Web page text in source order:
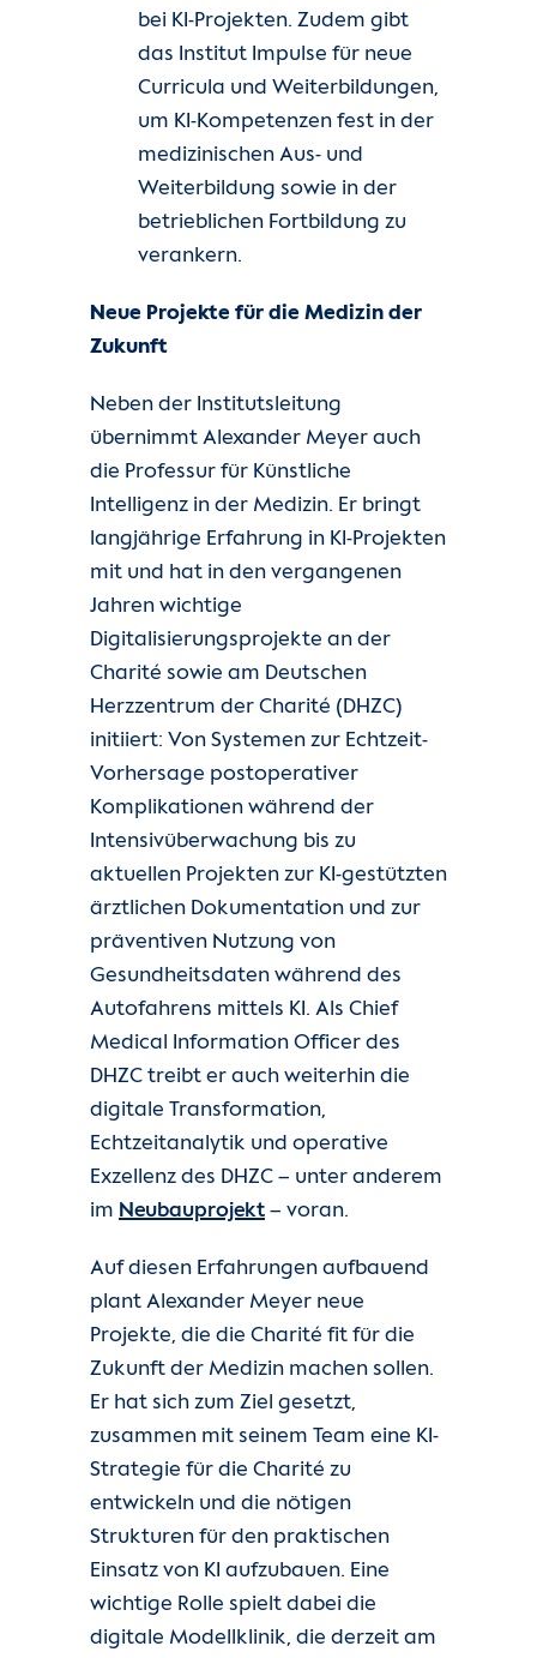
bei KI-Projekten. Zudem gibt
das Institut Impulse für neue
Curricula und Weiterbildungen,
um KI-Kompetenzen fest in der
medizinischen Aus- und
Weiterbildung sowie in der
betrieblichen Fortbildung zu
verankern.
Neue Projekte für die Medizin der
Zukunft
Neben der Institutsleitung
übernimmt Alexander Meyer auch
die Professur für Künstliche
Intelligenz in der Medizin. Er bringt
langjährige Erfahrung in KI-Projekten
mit und hat in den vergangenen
Jahren wichtige
Digitalisierungsprojekte an der
Charité sowie am Deutschen
Herzzentrum der Charité (DHZC)
initiiert: Von Systemen zur Echtzeit-
Vorhersage postoperativer
Komplikationen während der
Intensivüberwachung bis zu
aktuellen Projekten zur KI-gestützten
ärztlichen Dokumentation und zur
präventiven Nutzung von
Gesundheitsdaten während des
Autofahrens mittels KI. Als Chief
Medical Information Officer des
DHZC treibt er auch weiterhin die
digitale Transformation,
Echtzeitanalytik und operative
Exzellenz des DHZC – unter anderem
im Neubauprojekt – voran.
Auf diesen Erfahrungen aufbauend
plant Alexander Meyer neue
Projekte, die die Charité fit für die
Zukunft der Medizin machen sollen.
Er hat sich zum Ziel gesetzt,
zusammen mit seinem Team eine KI-
Strategie für die Charité zu
entwickeln und die nötigen
Strukturen für den praktischen
Einsatz von KI aufzubauen. Eine
wichtige Rolle spielt dabei die
digitale Modellklinik, die derzeit am